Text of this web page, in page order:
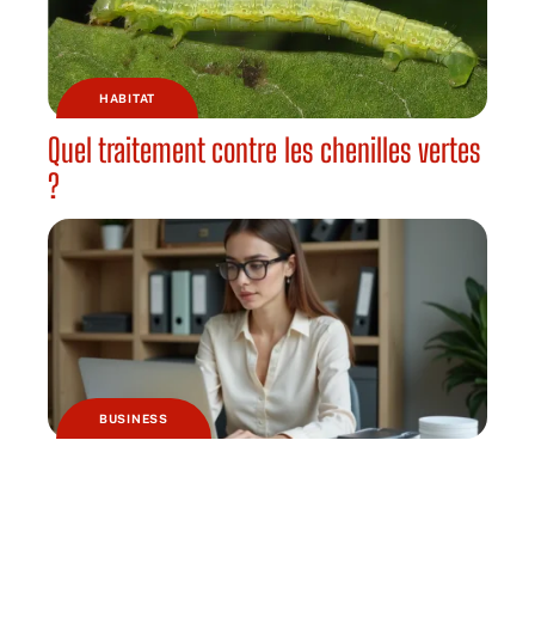
HABITAT
Quel traitement contre les chenilles vertes
?
BUSINESS